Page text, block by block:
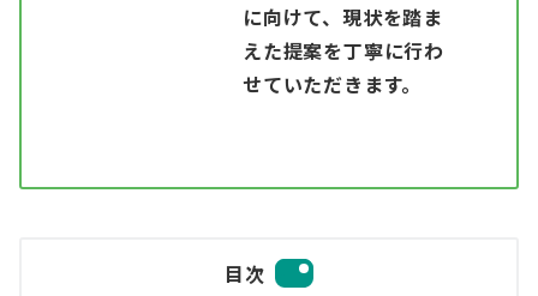
に向けて、現状を踏ま
えた提案を丁寧に行わ
せていただきます。
目次